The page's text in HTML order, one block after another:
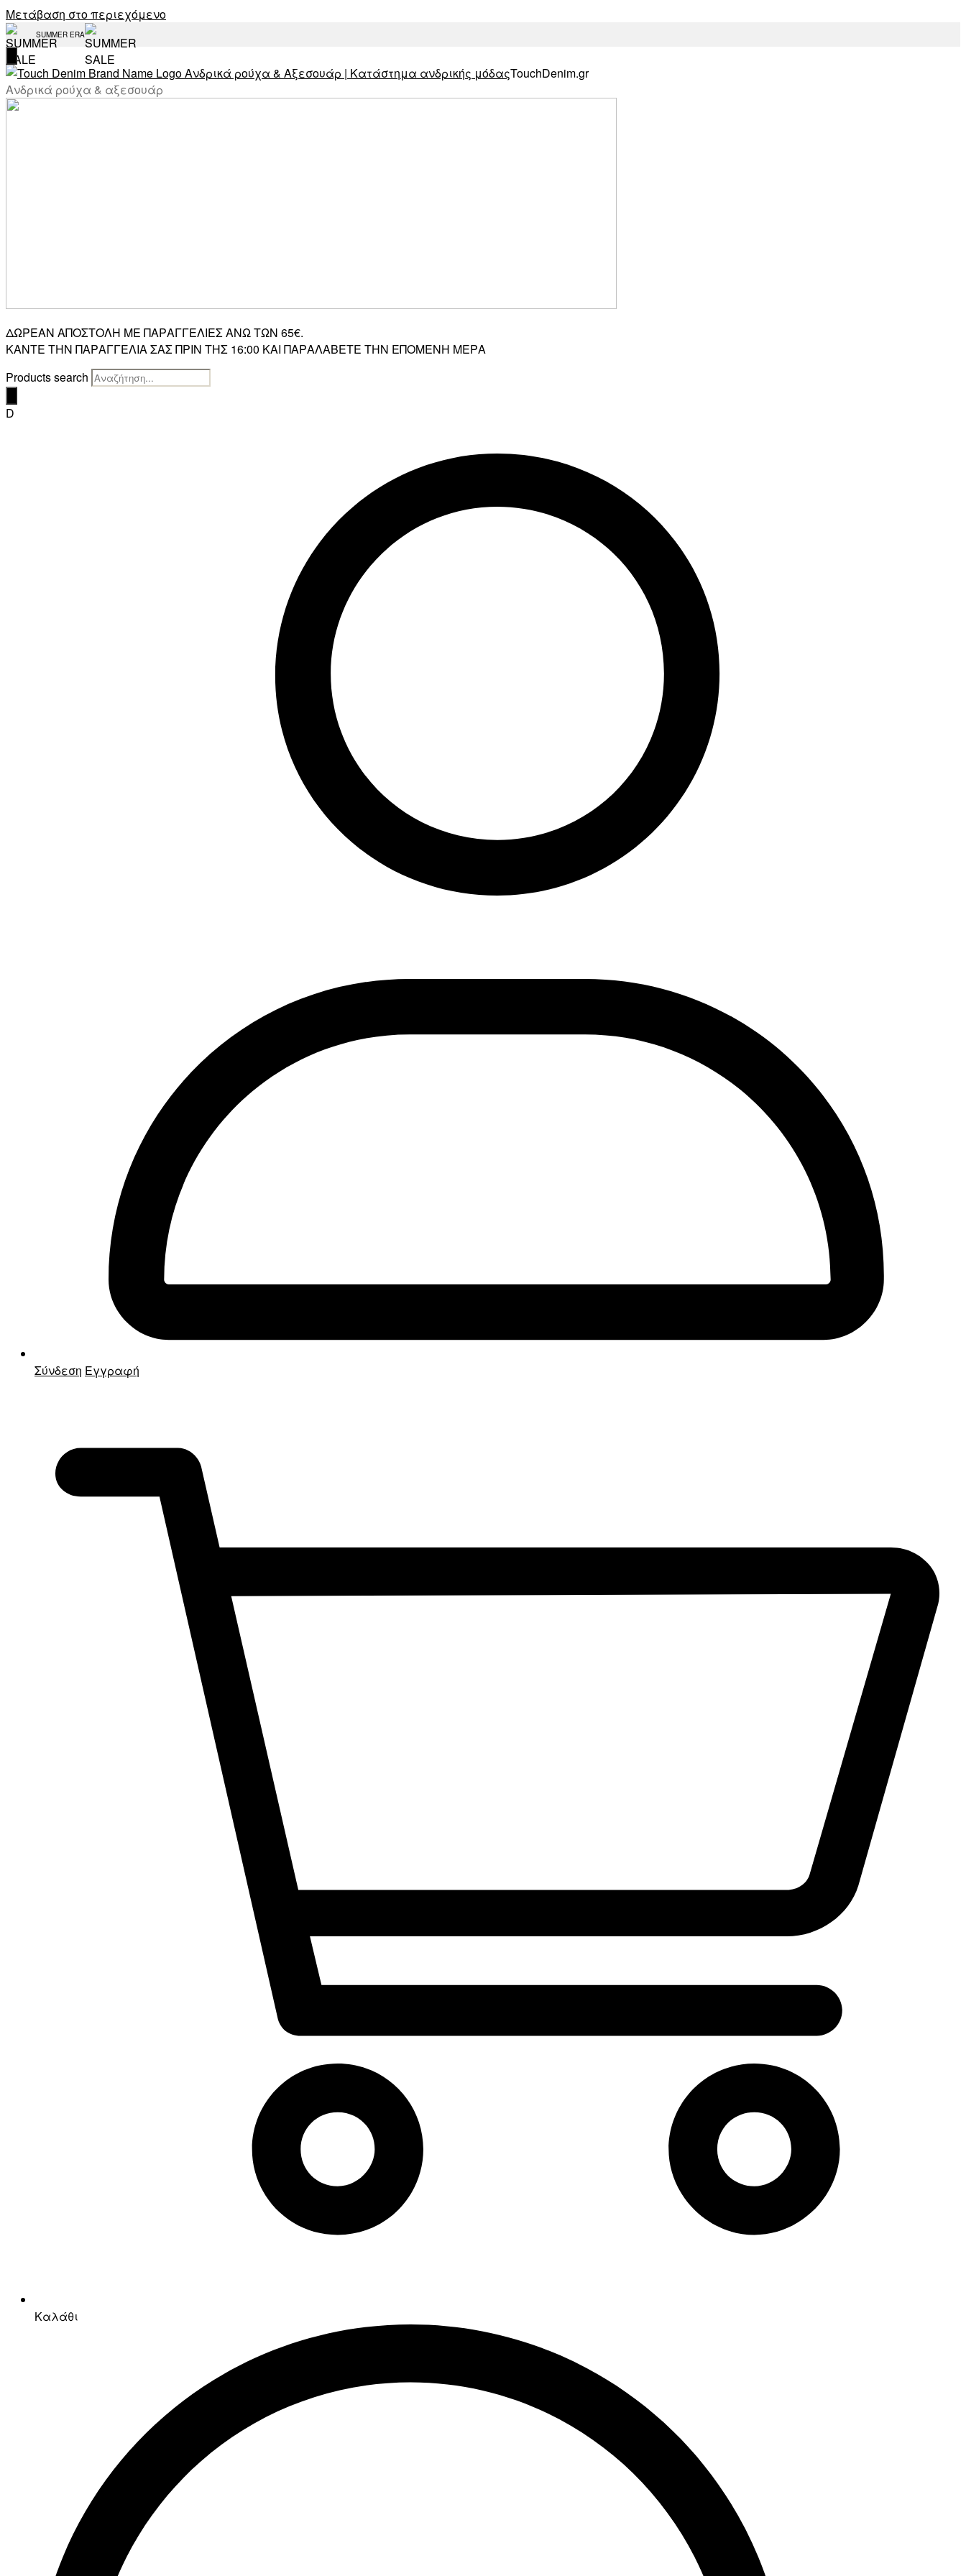
Μετάβαση στο περιεχόμενο
SUMMER ERA
TouchDenim.gr
Ανδρικά ρούχα & αξεσουάρ
ΔΩΡΕΑΝ ΑΠΟΣΤΟΛΗ ΜΕ ΠΑΡΑΓΓΕΛΙΕΣ ΑΝΩ ΤΩΝ 65€.
ΚΑΝΤΕ ΤΗΝ ΠΑΡΑΓΓΕΛΙΑ ΣΑΣ ΠΡΙΝ ΤΗΣ 16:00 ΚΑΙ ΠΑΡΑΛΑΒΕΤΕ ΤΗΝ ΕΠΟΜΕΝΗ ΜΕΡΑ
Products search
D
Σύνδεση Εγγραφή
Καλάθι